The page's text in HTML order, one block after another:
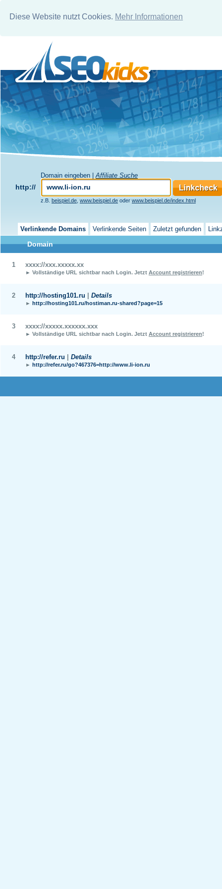
Diese Website nutzt Cookies. Mehr Informationen
Domain eingeben | Affiliate Suche
http://
z.B. beispiel.de www.beispiel.de oder www.beispiel.de/index.html
Verlinkende Domains Verlinkende Seiten Zuletzt gefunden
Domain
1 xxxx://xxx.xxxxx.xx
► Vollständige URL sichtbar nach Login. Jetzt Account registrieren!
2 http://hosting101.ru Details
► http://hosting101.ru/hostiman.ru-shared?page=15
3 xxxx://xxxxx.xxxxxx.xxx
► Vollständige URL sichtbar nach Login. Jetzt Account registrieren!
4 http://refer.ru Details
► http://refer.ru/go?467376=http://www.li-ion.ru